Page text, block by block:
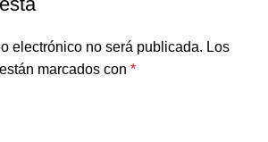
electrónico no será publicada. Los
marcados con *